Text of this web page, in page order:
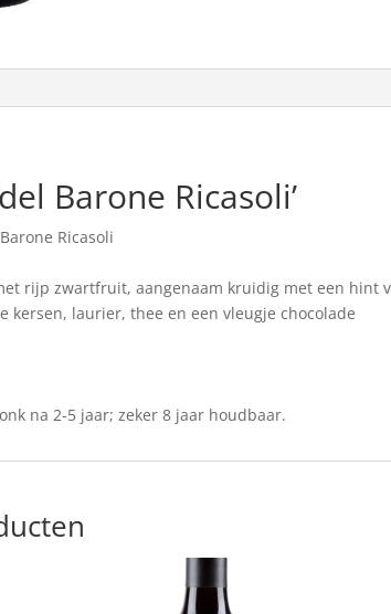
Barone Ricasoli’
Ricasoli
rijp zwartfruit, aangenaam kruidig met een hint
kersen, laurier, thee en een vleugje chocolade
na 2-5 jaar; zeker 8 jaar houdbaar.